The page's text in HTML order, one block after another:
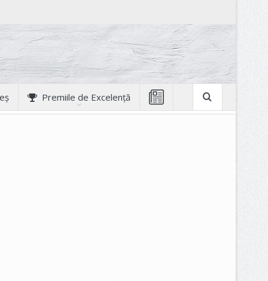
Premiile de Excelență